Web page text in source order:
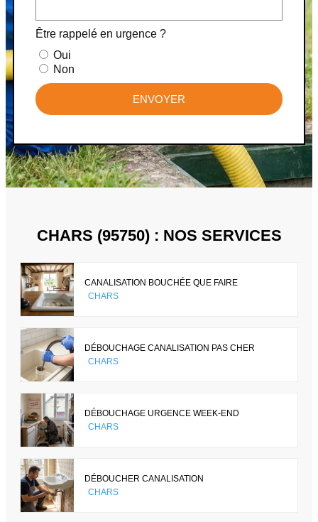
Être rappelé en urgence ?
Oui
Non
ENVOYER
CHARS (95750) : NOS SERVICES
CANALISATION BOUCHÉE QUE FAIRE
CHARS
DÉBOUCHAGE CANALISATION PAS CHER
CHARS
DÉBOUCHAGE URGENCE WEEK-END
CHARS
DÉBOUCHER CANALISATION
CHARS